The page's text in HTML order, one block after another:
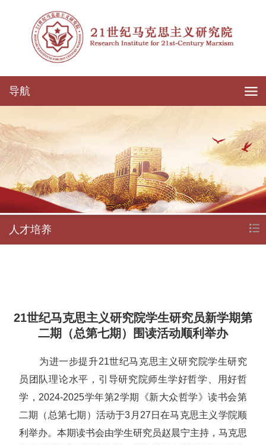
导航
人才培养
21世纪马克思主义研究院学生研究员新学期第
二期（总第七期）围读活动顺利举办
为进一步提升21世纪马克思主义研究院学生研究
员团队理论水平，引导研究院师生学好哲学、用好哲
学，2024-2025学年第2学期《新大众哲学》读书会第
二期（总第七期）活动于3月27日在马克思主义学院顺
利举办。本期读书会由学生研究员赵晨宁主持，马克思